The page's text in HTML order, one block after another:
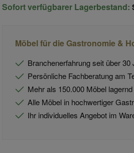
Sofort verfügbarer Lagerbestand:
Möbel für die Gastronomie &
Branchenerfahrung seit über 30
Persönliche Fachberatung am
Mehr als 150.000 Möbel
Alle Möbel in hochwertiger
Ihr individuelles Angebot im